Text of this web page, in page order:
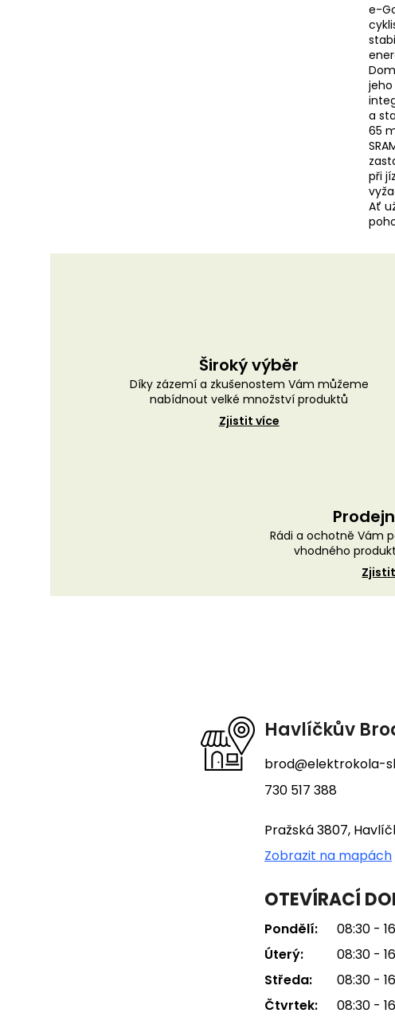
e-
a
65
při
Ať
Široký výběr
Díky zázemí a zkušenostem Vám můžeme
nabídnout velké množství produktů
Zjistit více
Rádi a ochotně Vám
vhodného
Havlíčkův
brod@elektrokola-
730 517 388
Pražská 3807,
Zobrazit na mapách
OTEVÍRACÍ
Pondělí:
08:30 -
Úterý:
08:30 -
Středa:
08:30 -
Čtvrtek:
08:30 -